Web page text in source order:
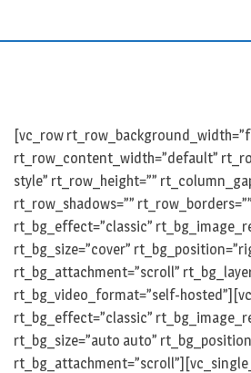
[vc_row
rt_row_content_width=”default”
style” rt_row_height=””
rt_row_shadows=”” rt_row_borders=””
rt_bg_effect=”classic”
rt_bg_size=”cover”
rt_bg_attachment=”scroll”
rt_bg_video_format=”self-
rt_bg_effect=”classic”
rt_bg_size=”auto auto”